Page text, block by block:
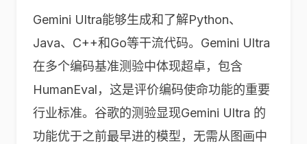
Gemini Ultra能够生成和了解Python、
Java、C++和Go等干流代码。Gemini Ultra
在多个编码基准测验中体现超卓，包含
HumanEval，这是评价编码使命功能的重要
行业标准。谷歌的测验显现Gemini Ultra 的
功能优于之前最早进的模型，无需从图画中